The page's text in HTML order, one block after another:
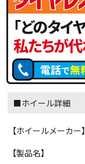
■ホイール詳細
【ホイールメーカー】
【製品名】